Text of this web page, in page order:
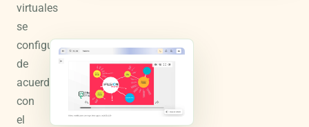
virtuales
se
configuran
de
acuerdo
con
el